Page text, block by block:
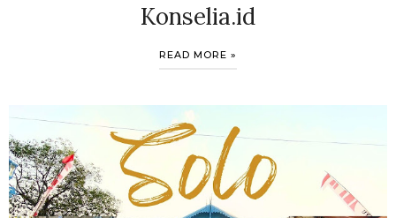
Konselia.id
READ MORE »